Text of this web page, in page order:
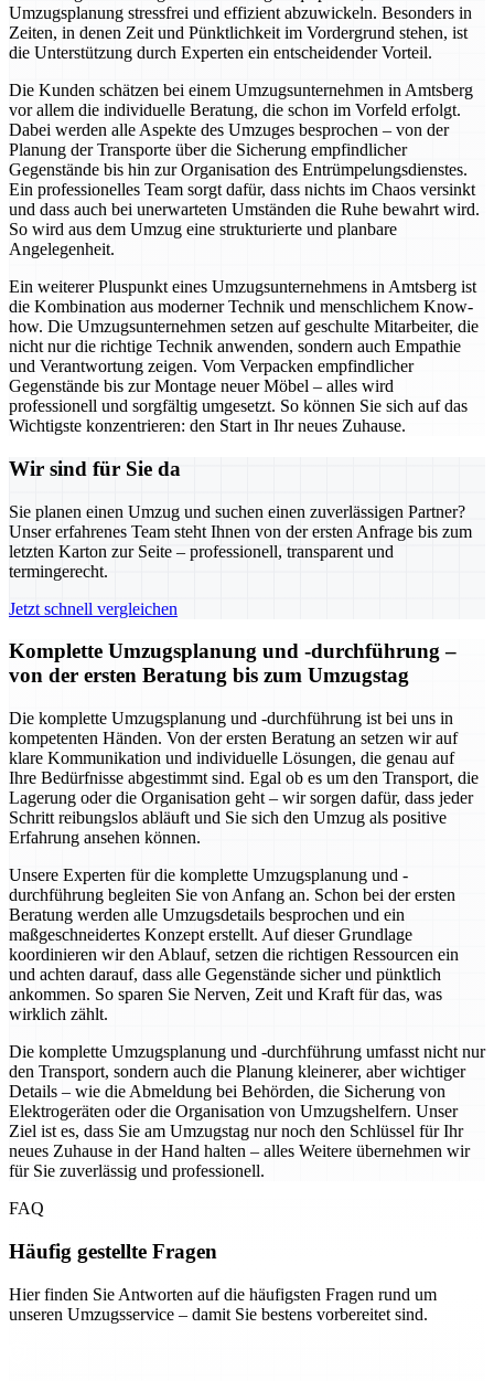
Umzugsplanung stressfrei und effizient abzuwickeln. Besonders in
Zeiten, in denen Zeit und Pünktlichkeit im Vordergrund stehen, ist
die Unterstützung durch Experten ein entscheidender Vorteil.
Die Kunden schätzen bei einem Umzugsunternehmen in Amtsberg
vor allem die individuelle Beratung, die schon im Vorfeld erfolgt.
Dabei werden alle Aspekte des Umzuges besprochen – von der
Planung der Transporte über die Sicherung empfindlicher
Gegenstände bis hin zur Organisation des Entrümpelungsdienstes.
Ein professionelles Team sorgt dafür, dass nichts im Chaos versinkt
und dass auch bei unerwarteten Umständen die Ruhe bewahrt wird.
So wird aus dem Umzug eine strukturierte und planbare
Angelegenheit.
Ein weiterer Pluspunkt eines Umzugsunternehmens in Amtsberg ist
die Kombination aus moderner Technik und menschlichem Know-
how. Die Umzugsunternehmen setzen auf geschulte Mitarbeiter, die
nicht nur die richtige Technik anwenden, sondern auch Empathie
und Verantwortung zeigen. Vom Verpacken empfindlicher
Gegenstände bis zur Montage neuer Möbel – alles wird
professionell und sorgfältig umgesetzt. So können Sie sich auf das
Wichtigste konzentrieren: den Start in Ihr neues Zuhause.
Wir sind für Sie da
Sie planen einen Umzug und suchen einen zuverlässigen Partner?
Unser erfahrenes Team steht Ihnen von der ersten Anfrage bis zum
letzten Karton zur Seite – professionell, transparent und
termingerecht.
Jetzt schnell vergleichen
Komplette Umzugsplanung und -durchführung –
von der ersten Beratung bis zum Umzugstag
Die komplette Umzugsplanung und -durchführung ist bei uns in
kompetenten Händen. Von der ersten Beratung an setzen wir auf
klare Kommunikation und individuelle Lösungen, die genau auf
Ihre Bedürfnisse abgestimmt sind. Egal ob es um den Transport, die
Lagerung oder die Organisation geht – wir sorgen dafür, dass jeder
Schritt reibungslos abläuft und Sie sich den Umzug als positive
Erfahrung ansehen können.
Unsere Experten für die komplette Umzugsplanung und -
durchführung begleiten Sie von Anfang an. Schon bei der ersten
Beratung werden alle Umzugsdetails besprochen und ein
maßgeschneidertes Konzept erstellt. Auf dieser Grundlage
koordinieren wir den Ablauf, setzen die richtigen Ressourcen ein
und achten darauf, dass alle Gegenstände sicher und pünktlich
ankommen. So sparen Sie Nerven, Zeit und Kraft für das, was
wirklich zählt.
Die komplette Umzugsplanung und -durchführung umfasst nicht nur
den Transport, sondern auch die Planung kleinerer, aber wichtiger
Details – wie die Abmeldung bei Behörden, die Sicherung von
Elektrogeräten oder die Organisation von Umzugshelfern. Unser
Ziel ist es, dass Sie am Umzugstag nur noch den Schlüssel für Ihr
neues Zuhause in der Hand halten – alles Weitere übernehmen wir
für Sie zuverlässig und professionell.
FAQ
Häufig gestellte Fragen
Hier finden Sie Antworten auf die häufigsten Fragen rund um
unseren Umzugsservice – damit Sie bestens vorbereitet sind.